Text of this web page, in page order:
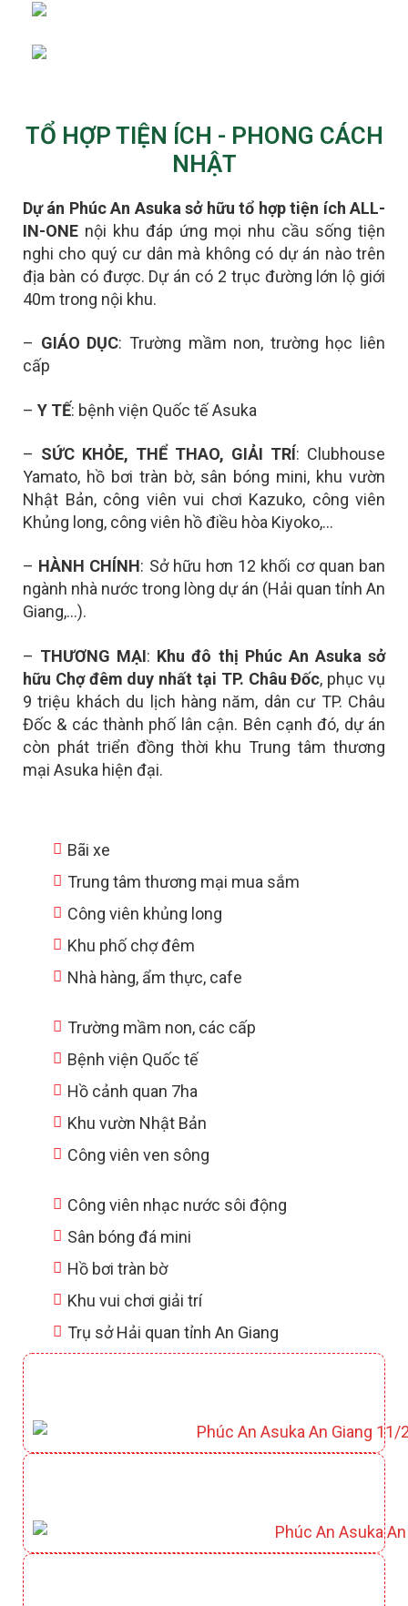
TỔ HỢP TIỆN ÍCH - PHONG CÁCH
NHẬT
Dự án Phúc An Asuka sở hữu tổ hợp tiện ích ALL-
IN-ONE nội khu đáp ứng mọi nhu cầu sống tiện
nghi cho quý cư dân mà không có dự án nào trên
địa bàn có được. Dự án có 2 trục đường lớn lộ giới
40m trong nội khu.
– GIÁO DỤC: Trường mầm non, trường học liên
cấp
– Y TẾ: bệnh viện Quốc tế Asuka
– SỨC KHỎE, THỂ THAO, GIẢI TRÍ: Clubhouse
Yamato, hồ bơi tràn bờ, sân bóng mini, khu vườn
Nhật Bản, công viên vui chơi Kazuko, công viên
Khủng long, công viên hồ điều hòa Kiyoko,…
– HÀNH CHÍNH: Sở hữu hơn 12 khối cơ quan ban
ngành nhà nước trong lòng dự án (Hải quan tỉnh An
Giang,…).
– THƯƠNG MẠI: Khu đô thị Phúc An Asuka sở
hữu Chợ đêm duy nhất tại TP. Châu Đốc, phục vụ
9 triệu khách du lịch hàng năm, dân cư TP. Châu
Đốc & các thành phố lân cận. Bên cạnh đó, dự án
còn phát triển đồng thời khu Trung tâm thương
mại Asuka hiện đại.
Bãi xe
Trung tâm thương mại mua sắm
Công viên khủng long
Khu phố chợ đêm
Nhà hàng, ẩm thực, cafe
Trường mầm non, các cấp
Bệnh viện Quốc tế
Hồ cảnh quan 7ha
Khu vườn Nhật Bản
Công viên ven sông
Công viên nhạc nước sôi động
Sân bóng đá mini
Hồ bơi tràn bờ
Khu vui chơi giải trí
Trụ sở Hải quan tỉnh An Giang